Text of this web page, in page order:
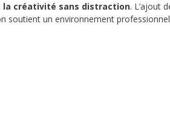
la créativité sans distraction. L’ajout
soutient un environnement